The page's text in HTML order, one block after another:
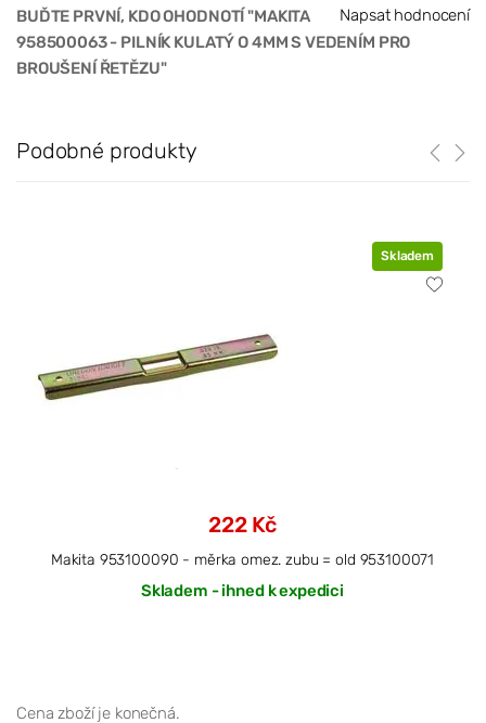
Napsat hodnocení
BUĎTE PRVNÍ, KDO OHODNOTÍ "MAKITA
958500063 - PILNÍK KULATÝ O 4MM S VEDENÍM PRO
BROUŠENÍ ŘETĚZU"
Podobné produkty
Skladem
222 Kč
Makita 953100090 - měrka omez. zubu = old 953100071
Skladem - ihned k expedici
Cena zboží je konečná.